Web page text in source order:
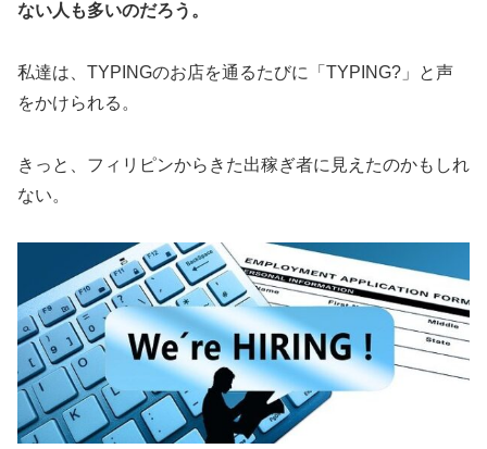
ない人も多いのだろう。
私達は、TYPINGのお店を通るたびに「TYPING?」と声
をかけられる。
きっと、フィリピンからきた出稼ぎ者に見えたのかもしれ
ない。